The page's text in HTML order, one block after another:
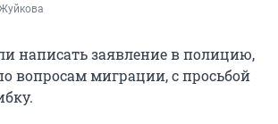
написать заявление в полицию,
вопросам миграции, с просьбой